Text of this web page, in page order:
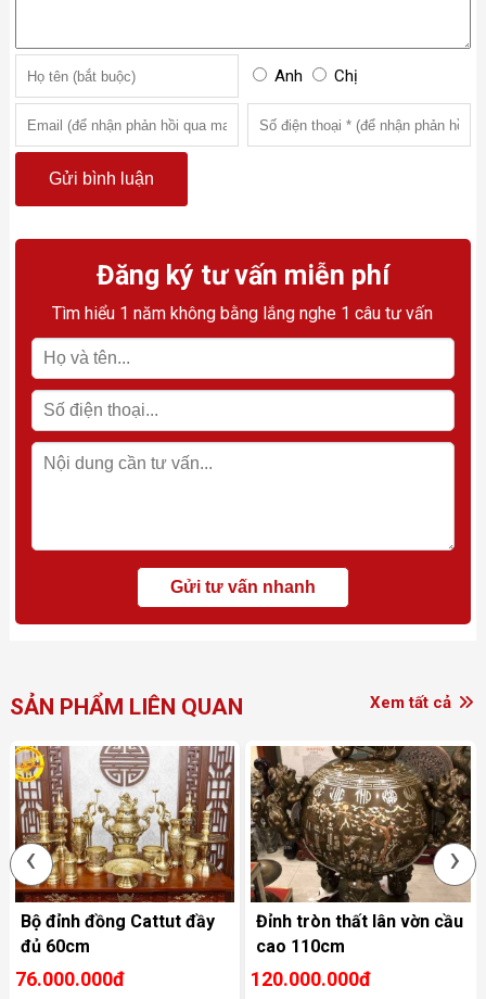
Anh Chị
Đăng ký tư vấn miễn phí
Tìm hiểu 1 năm không bằng lắng nghe 1 câu tư vấn
SẢN PHẨM LIÊN QUAN Xem tất cả
Bộ đỉnh đồng Cattut đầy
đủ 60cm
76.000.000đ
Đỉnh tròn thất lân vờn cầu
cao 110cm
120.000.000đ
‹ ›